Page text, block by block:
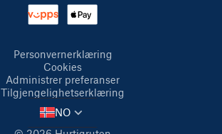
Personvernerklæring
Cookies
Administrer preferanser
Tilgjengelighetserklæring
NO